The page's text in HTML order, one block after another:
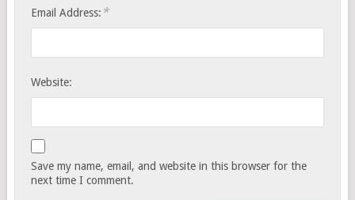
Email Address: *
Website:
Save my name, email, and website in this browser for the
next time I comment.